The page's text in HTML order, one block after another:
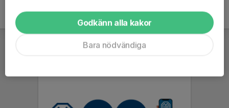
Godkänn alla kakor
Bara nödvändiga